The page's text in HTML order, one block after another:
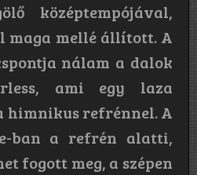
középtempójával,
maga mellé állított. A
nálam a dalok
ami egy laza
himnikus refrénnel. A
ban a refrén alatti,
fogott meg, a szépen